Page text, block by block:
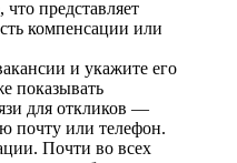
представляет
компенсации или
и укажите его
показывать
для откликов —
почту или телефон.
Почти во всех